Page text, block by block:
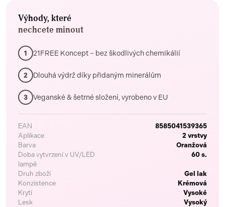
Výhody, které
nechcete minout
1 21FREE Koncept – bez škodlivých chemikálií
2 Dlouhá výdrž díky přidaným minerálům
3 Veganské & šetrné složení, vyrobeno v EU
EAN
8585041539365
Aplikace
2 vrstvy
Barva
Oranžová
Doba vytvrzení v UV/LED
lampě
60 s.
Druh zboží
Gel lak
Konzistence
Krémová
Krytí
Vysoké
Lesk
Vysoký